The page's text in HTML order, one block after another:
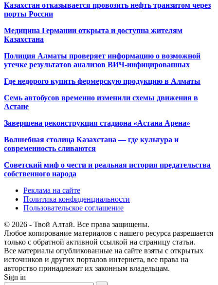
Казахстан отказывается провозить нефть транзитом через
порты России
Медицина Германии открыта и доступна жителям
Казахстана
Полиция Алматы проверяет информацию о возможной
утечке результатов анализов ВИЧ-инфицированных
Где недорого купить фермерскую продукцию в Алматы
Семь автобусов временно изменили схемы движения в
Астане
Завершена реконструкция стадиона «Астана Арена»
Волшебная столица Казахстана — где культура и
современность сливаются
Советский миф о чести и реальная история предательства
собственного народа
Реклама на сайте
Политика конфиденциальности
Пользовательское соглашение
© 2026 - Твой Алтай. Все права защищены.
Любое копирование материалов с нашего ресурса разрешается
только с обратной активной ссылкой на страницу статьи.
Все материалы опубликованные на сайте взяты с открытых
источников и других порталов интернета, все права на
авторство принадлежат их законным владельцам.
Sign in